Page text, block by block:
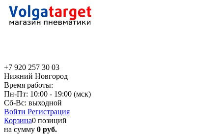
+7 920 257 30 03
Нижний Новгород
Время работы:
Пн-Пт: 10:00 - 19:00 (мск)
Сб-Вс: выходной
Войти Регистрация
Корзина0 позиций
на сумму 0 руб.